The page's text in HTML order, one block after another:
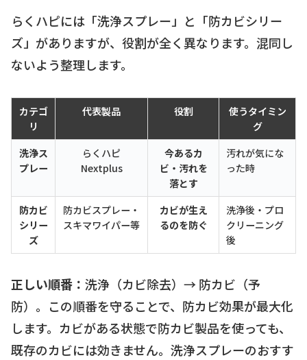
らくハピには「洗浄スプレー」と「防カビシリー
ズ」がありますが、役割が全く異なります。混同し
ないよう整理します。
カテゴ
リ
代表製品 役割
使うタイミン
グ
洗浄ス
プレー
らくハピ
Nextplus
今あるカ
ビ・汚れを
落とす
汚れが気にな
った時
防カビ
シリー
ズ
防カビスプレー・
スキマワイパー等
カビが生え
るのを防ぐ
洗浄後・プロ
クリーニング
後
正しい順番： 洗浄（カビ除去）→ 防カビ（予
防）。この順番を守ることで、防カビ効果が最大化
します。カビがある状態で防カビ製品を使っても、
既存のカビには効きません。洗浄スプレーのおすす